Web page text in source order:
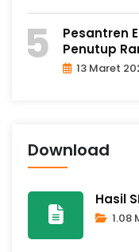
Pesantren
Penutup
13 Maret
Download
Hasil
1.08